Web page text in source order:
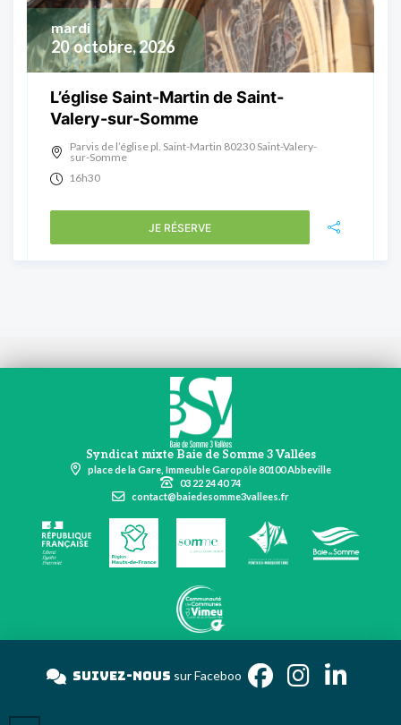
20 octobre, 2026
mardi
L’église Saint-Martin de Saint-
Valery-sur-Somme
Parvis de l’église pl. Saint-Martin 80230 Saint-Valery-
sur-Somme
16h30
JE RÉSERVE
Syndicat mixte Baie de Somme 3 Vallées
place de la Gare, Immeuble Garopôle 80100 Abbeville
03 22 24 40 74
contact@baiedesomme3vallees.fr
Suivez-noussur Faceb